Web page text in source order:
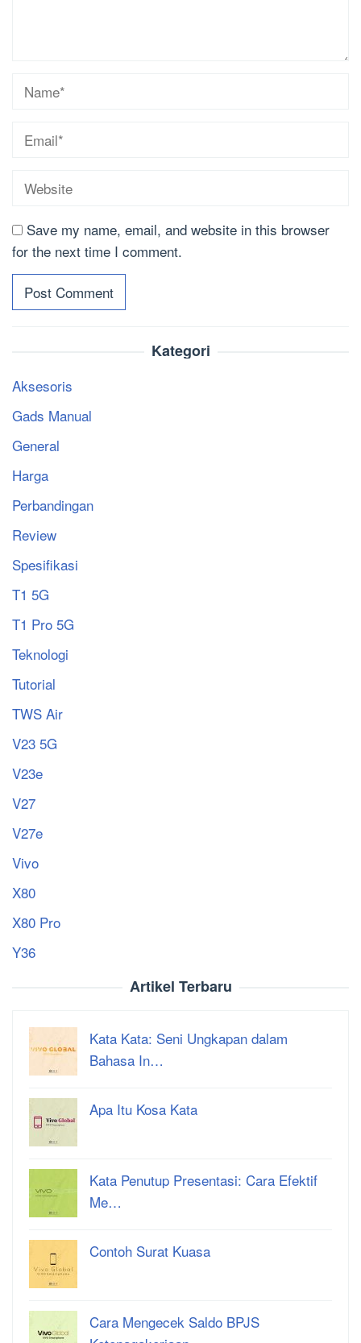
Save my name, email, and website in this browser
for the next time I comment.
Kategori
Aksesoris
Gads Manual
General
Harga
Perbandingan
Review
Spesifikasi
T1 5G
T1 Pro 5G
Teknologi
Tutorial
TWS Air
V23 5G
V23e
V27
V27e
Vivo
X80
X80 Pro
Y36
Artikel Terbaru
Kata Kata: Seni Ungkapan dalam
Bahasa In…
Apa Itu Kosa Kata
Kata Penutup Presentasi: Cara Efektif
Me…
Contoh Surat Kuasa
Cara Mengecek Saldo BPJS